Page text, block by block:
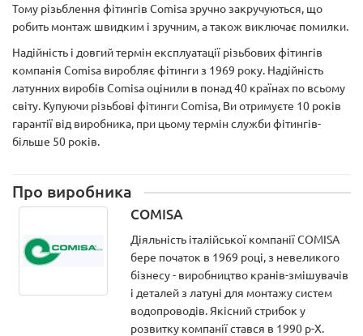
Тому різьблення фітингів Comisa зручно закручуються, що
робить монтаж швидким і зручним, а також виключає помилки.
Надійність і довгий термін експлуатації різьбових фітингів
компанія Comisa виробляє фітинги з 1969 року. Надійність
латунних виробів Comisa оцінили в понад 40 країнах по всьому
світу. Купуючи різьбові фітинги Comisa, Ви отримуєте 10 років
гарантії від виробника, при цьому термін служби фітингів-
більше 50 років.
Про виробника
COMISA
Діяльність італійської компанії COMISA
бере початок в 1969 році, з невеликого
бізнесу - виробництво кранів-змішувачів
і деталей з латуні для монтажу систем
водопроводів. Якісний стрибок у
розвитку компанії стався в 1990 р-Х.